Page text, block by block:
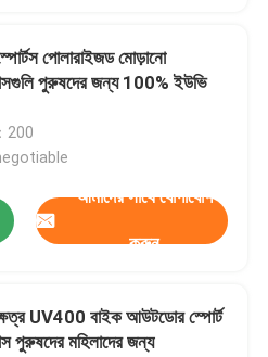
পোলারাইজড মোড়ানো
পুরুষদের জন্য 100% ইউভি
200
আমাদের সাথে যোগাযোগ
করুন
UV400 বাইক আউটডোর স্পোর্ট
পুরুষদের মহিলাদের জন্য